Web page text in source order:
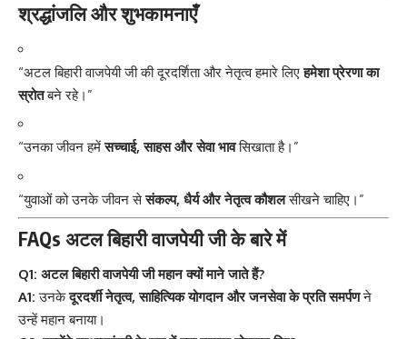
श्रद्धांजलि और शुभकामनाएँ
“अटल बिहारी वाजपेयी जी की दूरदर्शिता और नेतृत्व हमारे लिएहमेशा प्रेरणा का
स्रोतबने रहे।”
“उनका जीवन हमेंसच्चाई, साहस और सेवा भावसिखाता है।”
“युवाओं को उनके जीवन सेसंकल्प, धैर्य और नेतृत्व कौशलसीखने चाहिए।”
FAQs अटल बिहारी वाजपेयी जी के बारे में
Q1: अटल बिहारी वाजपेयी जी महान क्यों माने जाते हैं?
A1: उनकेदूरदर्शी नेतृत्व, साहित्यिक योगदान और जनसेवा के प्रति समर्पणने
उन्हें महान बनाया।